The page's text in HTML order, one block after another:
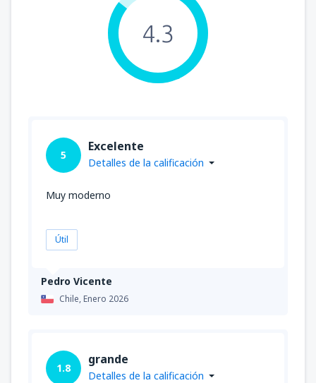
4.3
Pedro Vicente
Chile,Enero 2026
5
Excelente
Detalles de la calificación
Muy moderno
Útil
1.8
grande
Detalles de la calificación